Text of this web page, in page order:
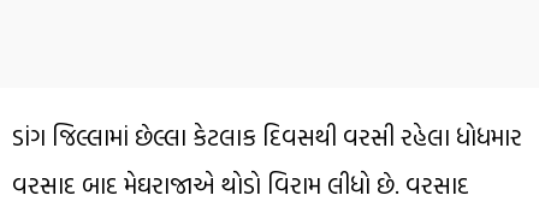
ડાંગ જિલ્લામાં છેલ્લા કેટલાક દિવસથી વરસી રહેલા ધોધમાર
વરસાદ બાદ મેઘરાજાએ થોડો વિરામ લીધો છે. વરસાદ